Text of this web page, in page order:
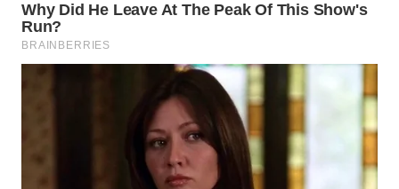
WN
KARO